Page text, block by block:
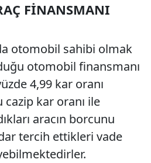
FINANSMANI
otomobil sahibi olmak
otomobil finansmanı
4,99 kar oranı
cazip kar oranı ile
aracın borcunu
tercih ettikleri vade